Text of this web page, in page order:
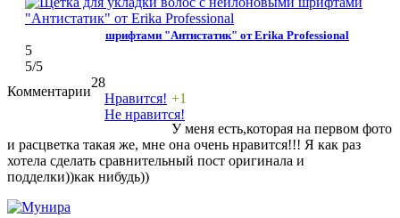
шрифтами "Антистатик" от Erika Professional
5
5/5
Комментарии
28
Нравится!
Не нравится!
+1
У меня есть,которая на первом фото
и расцветка такая же, мне она очень нравится!!! Я как раз
хотела сделать сравнительный пост оригинала и
подделки))как нибудь))